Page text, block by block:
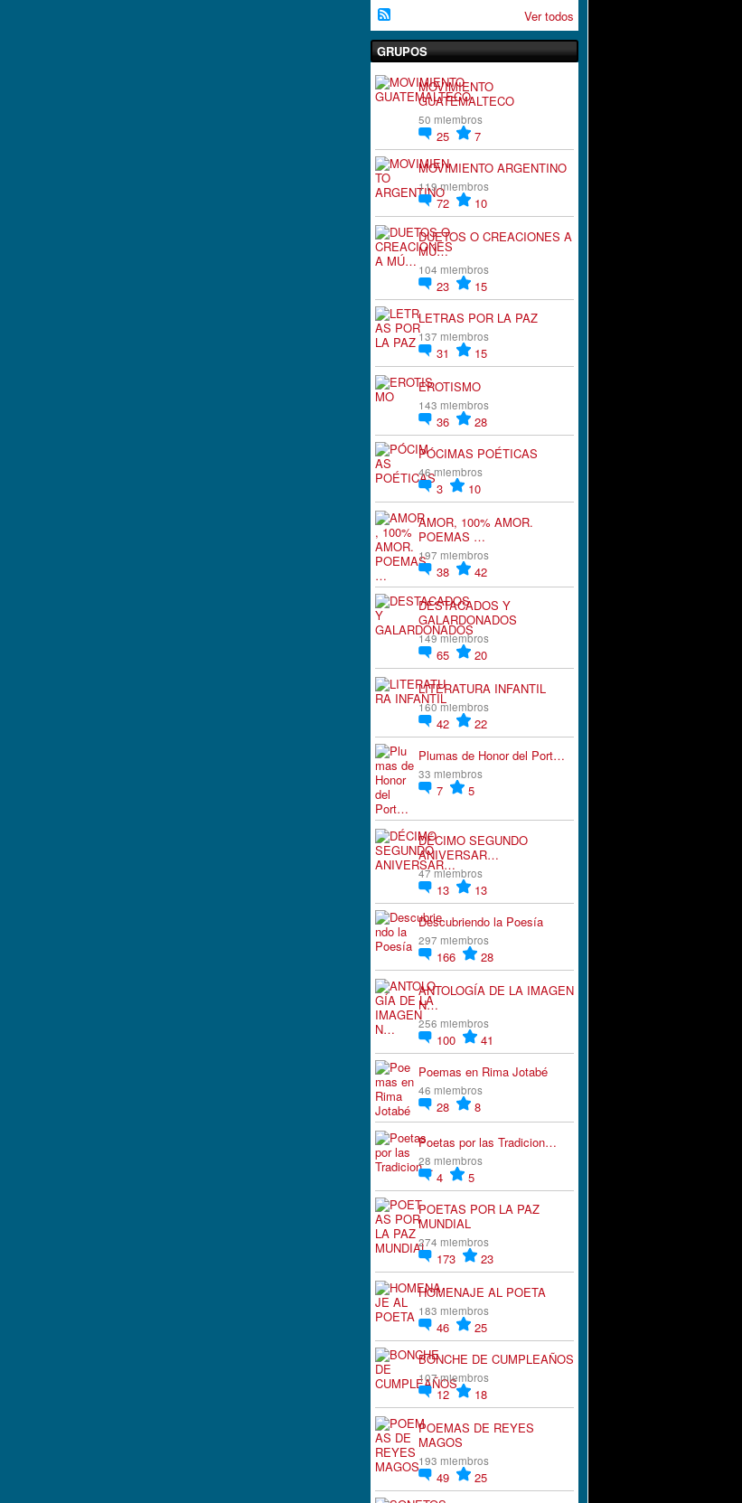
Ver todos
GRUPOS
MOVIMIENTO
GUATEMALTECO
50 miembros
25
7
MOVIMIENTO ARGENTINO
119 miembros
72
10
DUETOS O CREACIONES A
MÚ…
104 miembros
23
15
LETRAS POR LA PAZ
137 miembros
31
15
EROTISMO
143 miembros
36
28
PÓCIMAS POÉTICAS
46 miembros
3
10
AMOR, 100% AMOR.
POEMAS …
197 miembros
38
42
DESTACADOS Y
GALARDONADOS
149 miembros
65
20
LITERATURA INFANTIL
160 miembros
42
22
Plumas de Honor del Port…
33 miembros
7 5
DÉCIMO SEGUNDO
ANIVERSAR…
47 miembros
13
13
Descubriendo la Poesía
297 miembros
166
28
ANTOLOGÍA DE LA IMAGEN
N…
256 miembros
100
41
Poemas en Rima Jotabé
46 miembros
28 8
Poetas por las Tradicion…
28 miembros
4
5
POETAS POR LA PAZ
MUNDIAL
274 miembros
173
23
HOMENAJE AL POETA
183 miembros
46
25
BONCHE DE CUMPLEAÑOS
107 miembros
12
18
POEMAS DE REYES
MAGOS
193 miembros
49
25